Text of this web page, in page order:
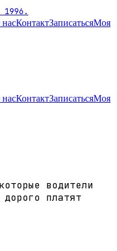
1996.
КонтактЗаписатьсяМоя
КонтактЗаписатьсяМоя
водители
платят